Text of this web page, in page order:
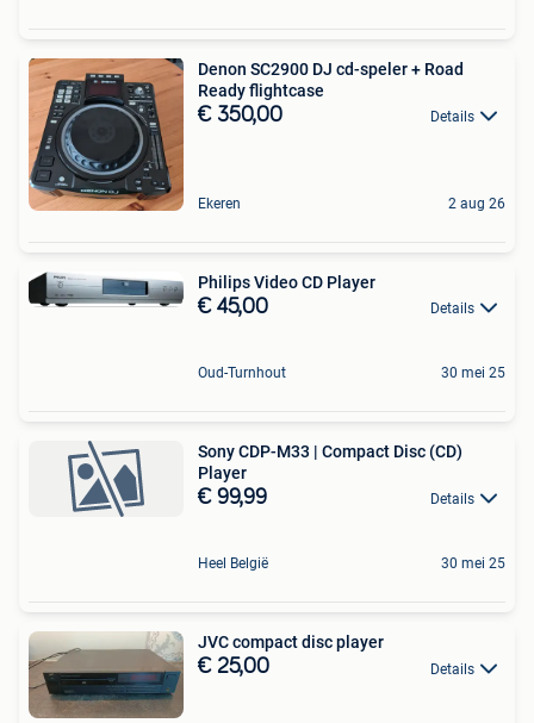
Denon SC2900 DJ cd-speler + Road
Ready flightcase
€ 350,00 Details
Ekeren 2 aug 26
Philips Video CD Player
€ 45,00 Details
Oud-Turnhout 30 mei 25
Sony CDP-M33 | Compact Disc (CD)
Player
€ 99,99 Details
Heel België 30 mei 25
JVC compact disc player
€ 25,00 Details